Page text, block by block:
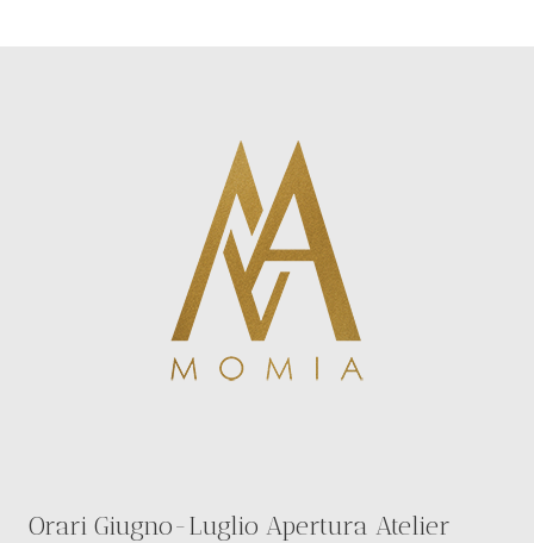
Orari Giugno-Luglio Apertura Atelier